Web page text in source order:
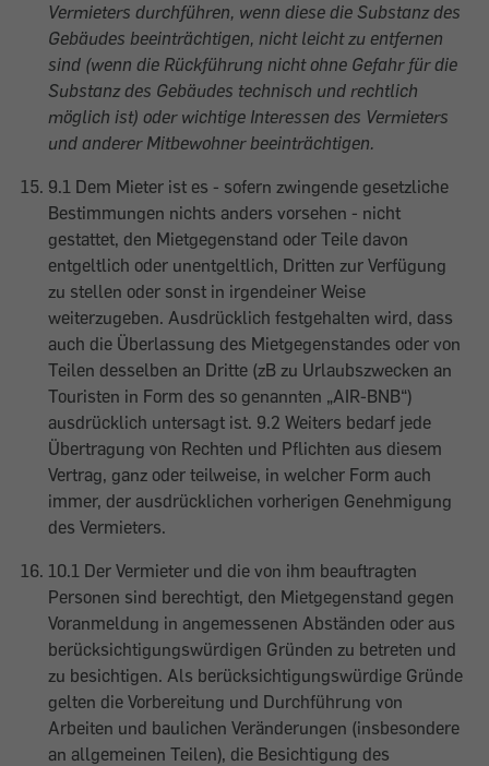
Vermieters durchführen, wenn diese die Substanz des
Gebäudes beeinträchtigen, nicht leicht zu entfernen
sind (wenn die Rückführung nicht ohne Gefahr für die
Substanz des Gebäudes technisch und rechtlich
möglich ist) oder wichtige Interessen des Vermieters
und anderer Mitbewohner beeinträchtigen.
9.1 Dem Mieter ist es - sofern zwingende gesetzliche
Bestimmungen nichts anders vorsehen - nicht
gestattet, den Mietgegenstand oder Teile davon
entgeltlich oder unentgeltlich, Dritten zur Verfügung
zu stellen oder sonst in irgendeiner Weise
weiterzugeben. Ausdrücklich festgehalten wird, dass
auch die Überlassung des Mietgegenstandes oder von
Teilen desselben an Dritte (zB zu Urlaubszwecken an
Touristen in Form des so genannten „AIR-BNB“)
ausdrücklich untersagt ist. 9.2 Weiters bedarf jede
Übertragung von Rechten und Pflichten aus diesem
Vertrag, ganz oder teilweise, in welcher Form auch
immer, der ausdrücklichen vorherigen Genehmigung
des Vermieters.
10.1 Der Vermieter und die von ihm beauftragten
Personen sind berechtigt, den Mietgegenstand gegen
Voranmeldung in angemessenen Abständen oder aus
berücksichtigungswürdigen Gründen zu betreten und
zu besichtigen. Als berücksichtigungswürdige Gründe
gelten die Vorbereitung und Durchführung von
Arbeiten und baulichen Veränderungen (insbesondere
an allgemeinen Teilen), die Besichtigung des